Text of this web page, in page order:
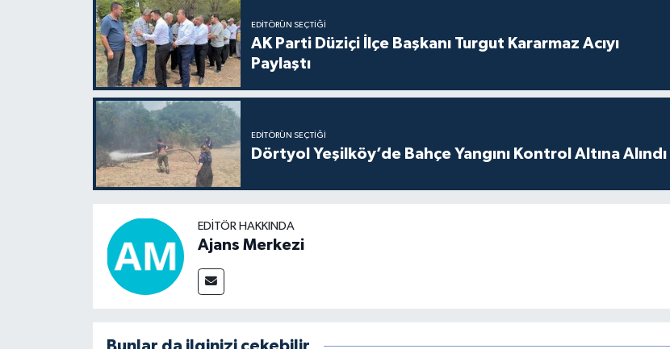
EDITÖRÜN SEÇTIĞI
AK Parti Düziçi İlçe Başkanı Turgut Kararmaz Acıyı
Paylaştı
EDITÖRÜN SEÇTIĞI
Dörtyol Yeşilköy’de Bahçe Yangını Kontrol Altına Alındı
EDITÖR HAKKINDA
Ajans Merkezi